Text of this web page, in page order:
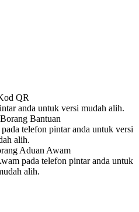
anda untuk versi mudah alih.
telefon pintar anda untuk versi
alih.
pada telefon pintar anda untuk
alih.